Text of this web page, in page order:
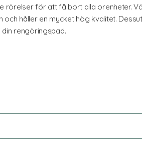
för att få bort alla orenheter.
håller en mycket hög kvalitet.
rengöringspad.